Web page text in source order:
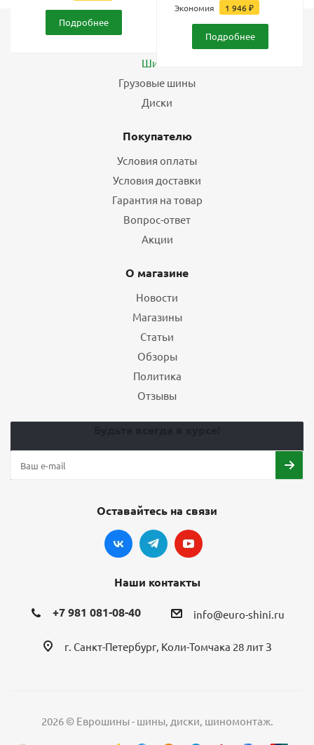
Подробнее
Экономия 1 946₽
Подробнее
Шины
Грузовые шины
Диски
Покупателю
Условия оплаты
Условия доставки
Гарантия на товар
Вопрос-ответ
Акции
О магазине
Новости
Магазины
Статьи
Обзоры
Политика
Отзывы
Оставайтесь на связи
Наши контакты
+7 981 081-08-40 info@euro-shini.ru
г. Санкт-Петербург, Коли-Томчака 28 лит З
2026 © Еврошины - шины, диски, шиномонтаж.